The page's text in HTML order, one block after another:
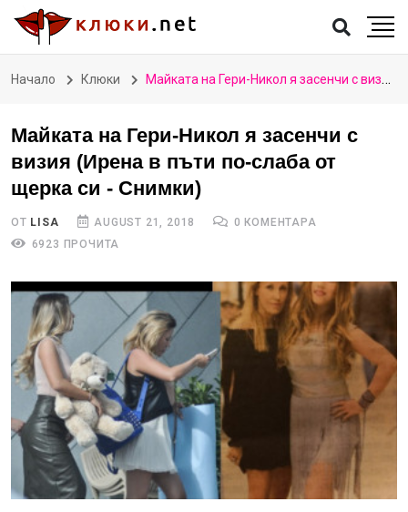
Начало Клюки Майката на Гери-Никол я засенчи с визия (Ирена в пъти по-слаба от щерка си - Снимки)
Майката на Гери-Никол я засенчи с
визия (Ирена в пъти по-слаба от
щерка си - Снимки)
ОТ LISA AUGUST 21, 2018
0 КОМЕНТАРА
6923 ПРОЧИТА